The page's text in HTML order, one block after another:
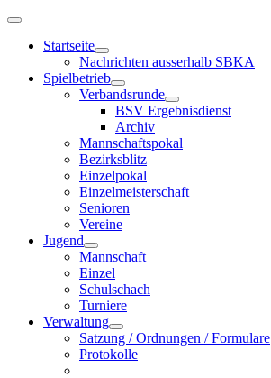
Startseite
Nachrichten ausserhalb SBKA
Spielbetrieb
Verbandsrunde
BSV Ergebnisdienst
Archiv
Mannschaftspokal
Bezirksblitz
Einzelpokal
Einzelmeisterschaft
Senioren
Vereine
Jugend
Mannschaft
Einzel
Schulschach
Turniere
Verwaltung
Satzung / Ordnungen / Formulare
Protokolle